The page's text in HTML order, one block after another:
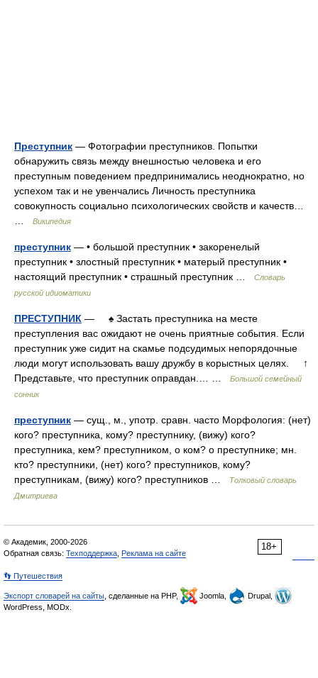
Преступник — Фотографии преступников. Попытки
обнаружить связь между внешностью человека и его
преступным поведением предпринимались неоднократно, но
успехом так и не увенчались Личность преступника
совокупность социально психологических свойств и качеств…
Википедия
преступник — • большой преступник • закоренелый
преступник • злостный преступник • матерый преступник •
настоящий преступник • страшный преступник …
Словарь
русской идиоматики
ПРЕСТУПНИК — ♠ Застать преступника на месте
преступления вас ожидают не очень приятные события. Если
преступник уже сидит на скамье подсудимых непорядочные
люди могут использовать вашу дружбу в корыстных целях. ↑
Представьте, что преступник оправдан.… …
Большой семейный
сонник
преступник — сущ., м., употр. сравн. часто Морфология: (нет)
кого? преступника, кому? преступнику, (вижу) кого?
преступника, кем? преступником, о ком? о преступнике; мн.
кто? преступники, (нет) кого? преступников, кому?
преступникам, (вижу) кого? преступников …
Толковый словарь
Дмитриева
18+
© Академик, 2000-2026
Обратная связь: Техподдержка Реклама на сайте
👣 Путешествия
Экспорт словарей на сайты , сделанные на PHP, Joomla,
Drupal,
WordPress, MODx.